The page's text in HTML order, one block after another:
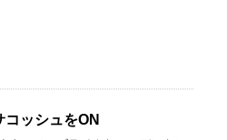
ッシュをON